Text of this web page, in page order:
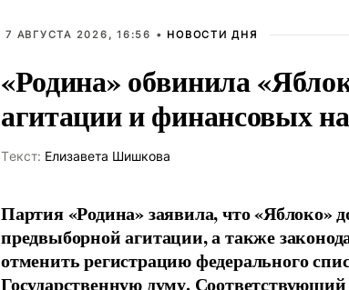
7 АВГУСТА 2026, 16:56 • НОВОСТИ ДНЯ
«Родина» обвинила
агитации и финансовых
Tекст: Елизавета Шишкова
Партия «Родина» заявила, что «Яблоко»
предвыборной агитации, а также
отменить регистрацию федерального
Государственную думу.